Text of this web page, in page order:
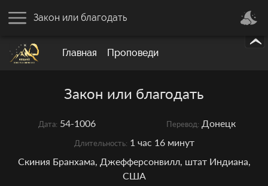
Главная Проповеди
Закон или благодать
Закон или благодать
Дата: 54-1006 Перевод: Донецк
Длительность: 1 час 16 минут
Скиния Бранхама, Джефферсонвилл, штат Индиана,
США